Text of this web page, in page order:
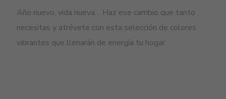
Año nuevo, vida nueva… Haz ese cambio que tanto
necesitas y atrévete con esta selección de colores
vibrantes que llenarán de energía tu hogar.